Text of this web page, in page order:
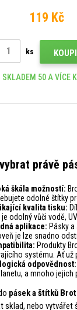
119 Kč
ks
SKLADEM 50 A VÍCE
právě
škála možností:
odolné štítky
kvalita tisku:
je odolný vůči vodě,
aplikace: Pásky a
je lze snadno
Produkty
systému. Ať už
odpovědnost:
a mnoho jejich
pásek a štítků
sklad, nebo